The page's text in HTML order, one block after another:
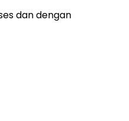
dan dengan